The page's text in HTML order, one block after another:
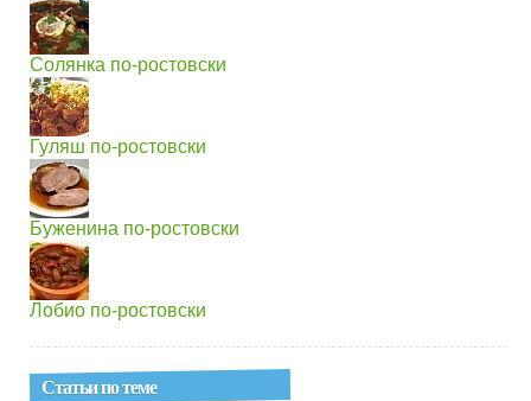
Солянка по-ростовски
Гуляш по-ростовски
Буженина по-ростовски
Лобио по-ростовски
Статьи по теме